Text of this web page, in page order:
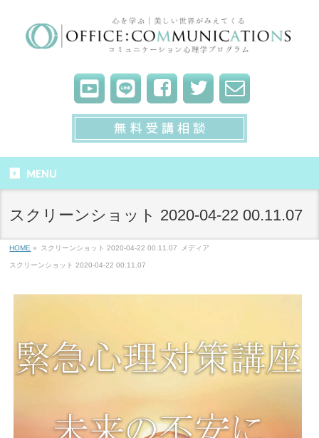
MENU
スクリーンショット 2020-04-22 00.11.07
HOME » スクリーンショット 2020-04-22 00.11.07 メディア
スクリーンショット 2020-04-22 00.11.07